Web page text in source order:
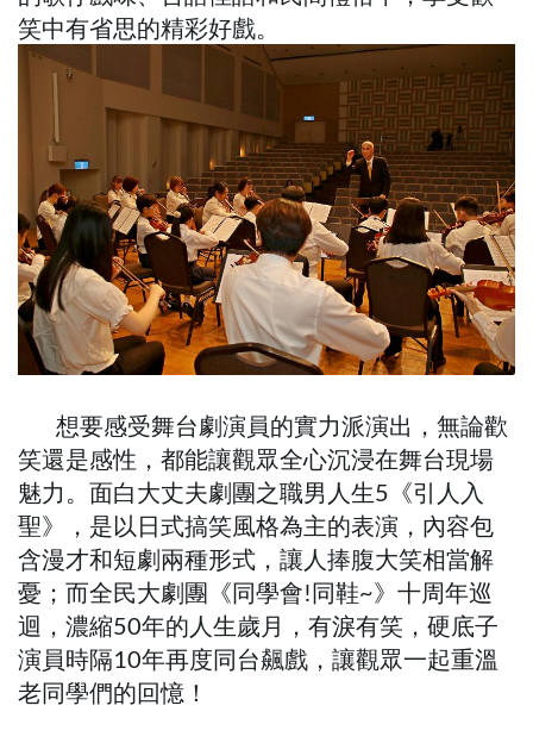
笑中有省思的精彩好戲。
想要感受舞台劇演員的實力派演出，無論歡
笑還是感性，都能讓觀眾全心沉浸在舞台現場
魅力。面白大丈夫劇團之職男人生5《引人入
聖》，是以日式搞笑風格為主的表演，內容包
含漫才和短劇兩種形式，讓人捧腹大笑相當解
憂；而全民大劇團《同學會!同鞋~》十周年巡
迴，濃縮50年的人生歲月，有淚有笑，硬底子
演員時隔10年再度同台飆戲，讓觀眾一起重溫
老同學們的回憶！